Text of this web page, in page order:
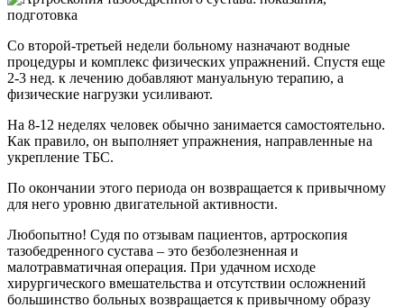
Со второй-третьей недели больному назначают водные
процедуры и комплекс физических упражнений. Спустя еще
2-3 нед. к лечению добавляют мануальную терапию, а
физические нагрузки усиливают.
На 8-12 неделях человек обычно занимается самостоятельно.
Как правило, он выполняет упражнения, направленные на
укрепление ТБС.
По окончании этого периода он возвращается к привычному
для него уровню двигательной активности.
Любопытно! Судя по отзывам пациентов, артроскопия
тазобедренного сустава – это безболезненная и
малотравматичная операция. При удачном исходе
хирургического вмешательства и отсутствии осложнений
большинство больных возвращается к привычному образу